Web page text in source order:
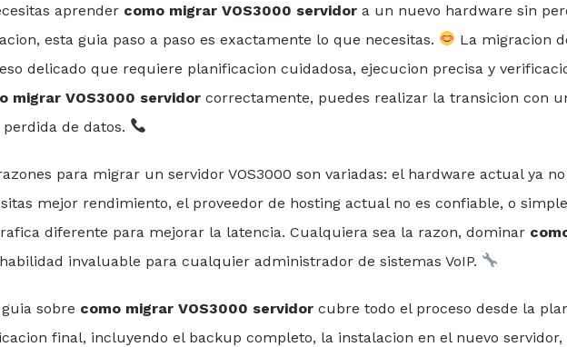
aprender como migrar VOS3000 servidor a un nuevo hardware sin
esta guia paso a paso es exactamente lo que necesitas.
La migracion
delicado que requiere planificacion cuidadosa, ejecucion precisa y
migrar VOS3000 servidor correctamente, puedes realizar la transicion con
perdida de datos.
para migrar un servidor VOS3000 son variadas: el hardware actual ya
mejor rendimiento, el proveedor de hosting actual no es confiable, o
diferente para mejorar la latencia. Cualquiera sea la razon, dominar
invaluable para cualquier administrador de sistemas VoIP.
sobre como migrar VOS3000 servidor cubre todo el proceso desde la
final, incluyendo el backup completo, la instalacion en el nuevo